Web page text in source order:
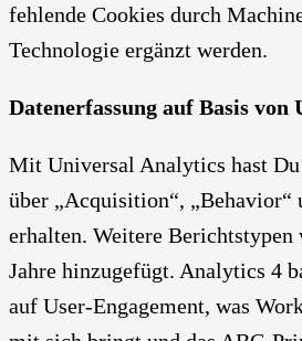
fehlende Cookies durch
Technologie ergänzt werden.
Datenerfassung auf Basis von
Mit Universal Analytics hast
über „Acquisition“, „Behavior“
erhalten. Weitere
Jahre hinzugefügt. Analytics 4
auf User-Engagement, was